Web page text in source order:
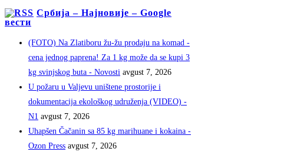
Србија – Најновије – Google
вести
(FOTO) Na Zlatiboru žu-žu prodaju na komad -
cena jednog paprena! Za 1 kg može da se kupi 3
kg svinjskog buta - Novosti avgust 7, 2026
U požaru u Valjevu uništene prostorije i
dokumentacija ekološkog udruženja (VIDEO) -
N1 avgust 7, 2026
Uhapšen Čačanin sa 85 kg marihuane i kokaina -
Ozon Press avgust 7, 2026